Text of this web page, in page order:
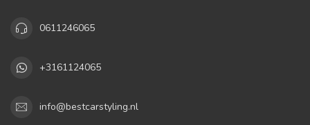
0611246065
+3161124065
info@bestcarstyling.nl